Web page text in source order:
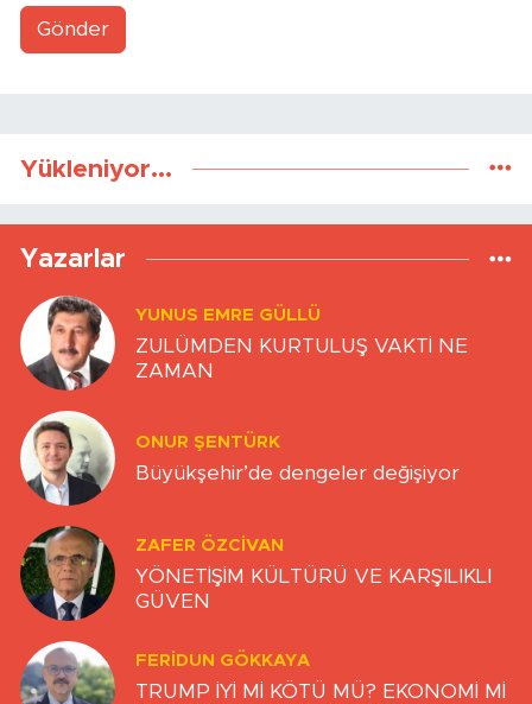
Gönder
Yükleniyor...
Yazarlar
YUNUS EMRE GÜLLÜ
ZULÜMDEN KURTULUŞ VAKTİ NE
ZAMAN
ONUR ŞENTÜRK
Büyükşehir’de dengeler değişiyor
ZAFER ÖZCIVAN
YÖNETİŞİM KÜLTÜRÜ VE KARŞILIKLI
GÜVEN
FERIDUN GÖKKAYA
TRUMP İYİ Mİ KÖTÜ MÜ? EKONOMİ Mİ